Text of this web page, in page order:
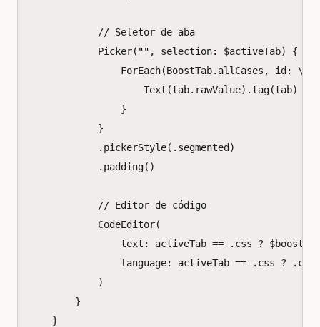
// Seletor de aba
Picker( "" , selection: $activeTab)
{
ForEach(BoostTab. allCases , id : \
Text (tab. rawValue).tag(tab)
}
}
. pickerStyle(. segmented )
. padding()
// Editor de código
CodeEditor(
text : activeTab == . css ? $boost
language: activeTab == . css ? . css
)
}
}